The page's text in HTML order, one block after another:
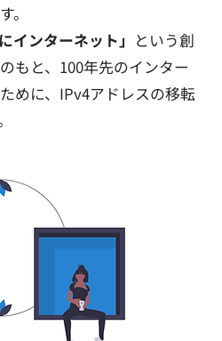
。
インターネット」 という創
もと、100年先のインター
めに、IPv4アドレスの移転